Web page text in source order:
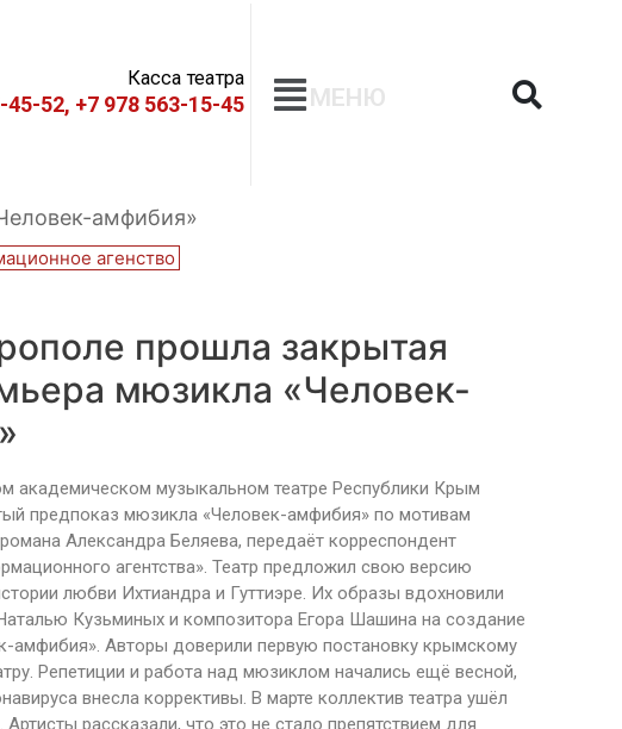
Касса театра
45-52, +7 978 563-15-45 МЕНЮ
амфибия»
агенство
прошла закрытая
мюзикла «Человек-
академическом музыкальном театре Республики Крым
предпоказ мюзикла «Человек-амфибия» по мотивам
Александра Беляева, передаёт корреспондент
агентства». Театр предложил свою версию
любви Ихтиандра и Гуттиэре. Их образы вдохновили
Кузьминых и композитора Егора Шашина на создание
амфибия». Авторы доверили первую постановку крымскому
Репетиции и работа над мюзиклом начались ещё весной,
внесла коррективы. В марте коллектив театра ушёл
рассказали, что это не стало препятствием для